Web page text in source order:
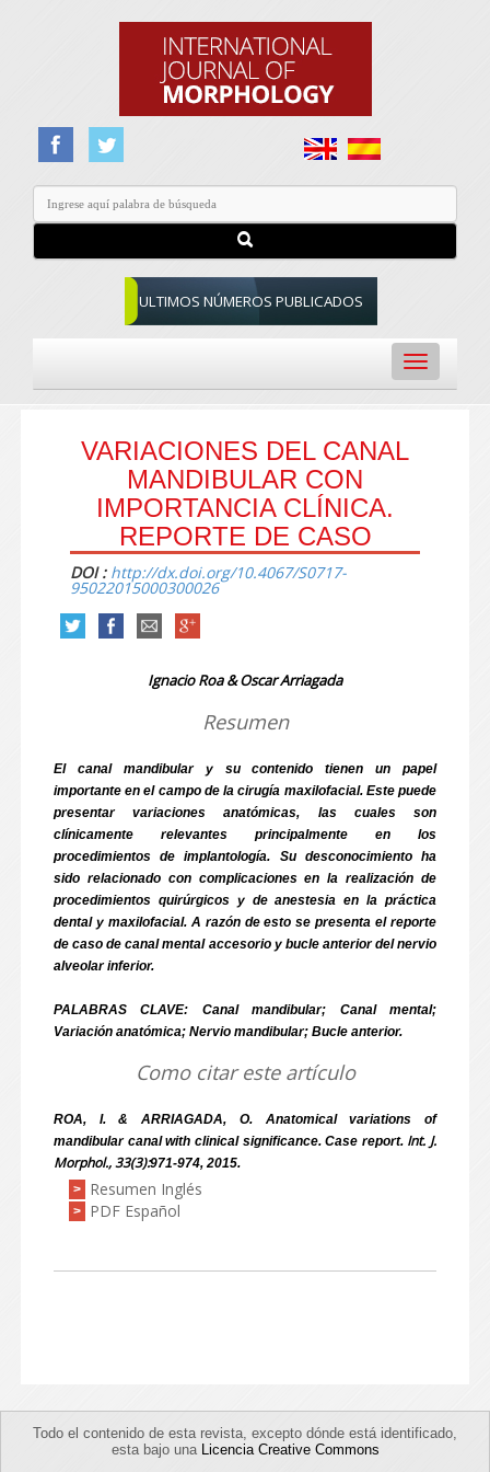
ULTIMOS NÚMEROS PUBLICADOS
Toggle
navigation
VARIACIONES DEL CANAL
MANDIBULAR CON
IMPORTANCIA CLÍNICA.
REPORTE DE CASO
DOI : http://dx.doi.org/10.4067/S0717-
95022015000300026
Ignacio Roa & Oscar Arriagada
Resumen
El canal mandibular y su contenido tienen un papel
importante en el campo de la cirugía maxilofacial. Este puede
presentar variaciones anatómicas, las cuales son
clínicamente relevantes principalmente en los
procedimientos de implantología. Su desconocimiento ha
sido relacionado con complicaciones en la realización de
procedimientos quirúrgicos y de anestesia en la práctica
dental y maxilofacial. A razón de esto se presenta el reporte
de caso de canal mental accesorio y bucle anterior del nervio
alveolar inferior.
PALABRAS CLAVE: Canal mandibular; Canal mental;
Variación anatómica; Nervio mandibular; Bucle anterior.
Como citar este artículo
ROA, I. & ARRIAGADA, O. Anatomical variations of
mandibular canal with clinical significance. Case report. Int. J.
Morphol., 33(3):971-974, 2015.
>
Resumen Inglés
> PDF Español
Todo el contenido de esta revista, excepto dónde está identificado,
esta bajo una Licencia Creative Commons